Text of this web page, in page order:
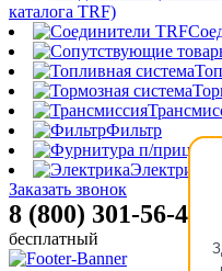
каталога TRF)
Фильтр
Электрика
Заказать звонок
8 (800) 301-56-47
бесплатный